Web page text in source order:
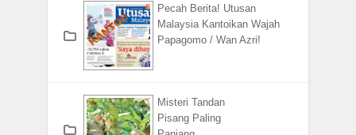
Pecah Berita! Utusan
Malaysia Kantoikan Wajah
Papagomo / Wan Azri!
Misteri Tandan
Pisang Paling